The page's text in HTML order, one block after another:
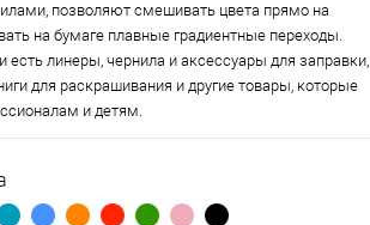
позволяют смешивать цвета прямо на
на бумаге плавные градиентные переходы.
линеры, чернила и аксессуары для заправки,
для раскрашивания и другие товары, которые
и детям.